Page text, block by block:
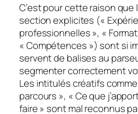
C’est pour cette raison
section explicites («
professionnelles », «
« Compétences ») sont si
servent de balises au
segmenter correctement
Les intitulés créatifs
parcours », « Ce que
faire » sont mal reconnus